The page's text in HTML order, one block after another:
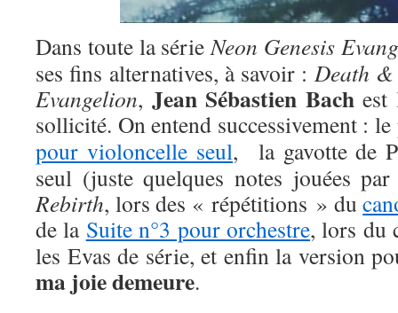
Dans toute la sérieNeon Genesis
ses fins alternatives, à savoir : Death
Evangelion, Jean Sébastien Bachest
sollicité. On entend successivement :
pour violoncelle seul, la gavotte de
seul (juste quelques notes jouées
Rebirth, lors des « répétitions » du
de la Suite n°3 pour orchestre, lors du
les Evas de série, et enfin la version
ma joie demeure.